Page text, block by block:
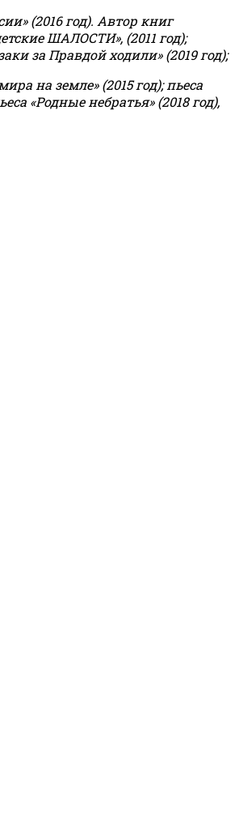
(2016 год). Автор книг
ШАЛОСТИ», (2011 год);
за Правдой ходили» (2019 год);
на земле» (2015 год); пьеса
«Родные небратья» (2018 год),